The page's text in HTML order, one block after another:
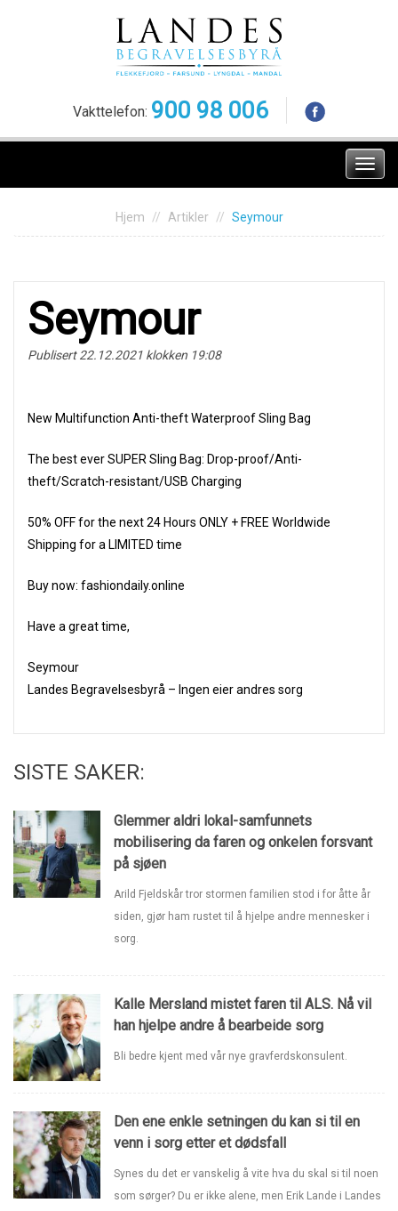
Vakttelefon: 900 98 006
Meny
Hjem Artikler Seymour
Seymour
Publisert 22.12.2021 klokken 19:08
New Multifunction Anti-theft Waterproof Sling Bag
The best ever SUPER Sling Bag: Drop-proof/Anti-
theft/Scratch-resistant/USB Charging
50% OFF for the next 24 Hours ONLY + FREE Worldwide
Shipping for a LIMITED time
Buy now: fashiondaily.online
Have a great time,
Seymour
Landes Begravelsesbyrå – Ingen eier andres sorg
SISTE SAKER:
Glemmer aldri lokal-samfunnets
mobilisering da faren og onkelen forsvant
på sjøen
Arild Fjeldskår tror stormen familien stod i for åtte år
siden, gjør ham rustet til å hjelpe andre mennesker i
sorg.
Kalle Mersland mistet faren til ALS. Nå vil
han hjelpe andre å bearbeide sorg
Bli bedre kjent med vår nye gravferdskonsulent.
Den ene enkle setningen du kan si til en
venn i sorg etter et dødsfall
Synes du det er vanskelig å vite hva du skal si til noen
som sørger? Du er ikke alene, men Erik Lande i Landes